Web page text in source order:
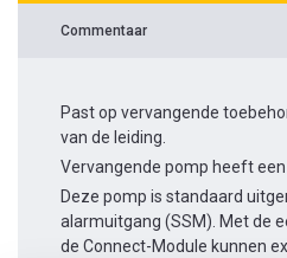
Commentaar
Past op vervangende
van de leiding.
Vervangende pomp heeft
Deze pomp is standaard
alarmuitgang (SSM). Met de
de Connect-Module kunnen